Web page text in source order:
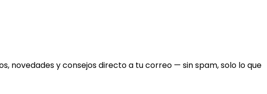
novedades y consejos directo a tu correo — sin spam, solo lo que